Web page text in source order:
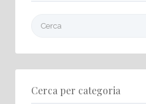
Cerca per categoria